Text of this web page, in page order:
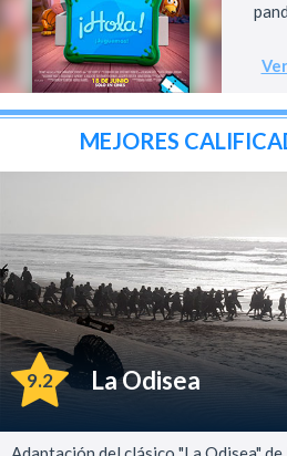
MEJORES
9.2 La Odisea